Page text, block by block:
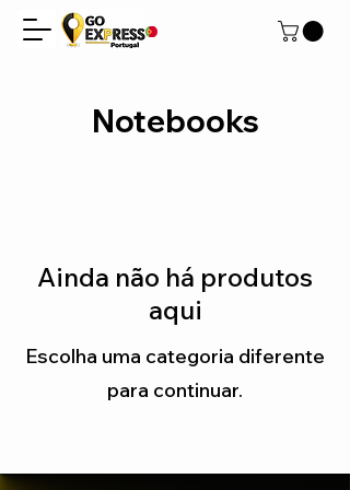
Notebooks
Ainda não há produtos
aqui
Escolha uma categoria diferente
para continuar.